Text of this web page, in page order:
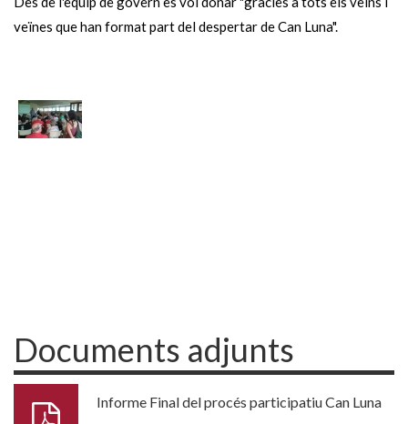
veïnes que han format part del despertar de Can Luna".
Documents adjunts
Informe Final del procés participatiu Can Luna